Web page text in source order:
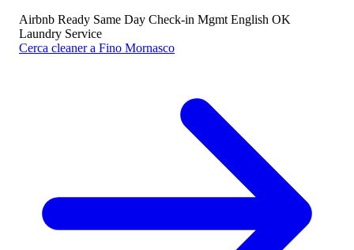
Airbnb Ready Same Day Check-in Mgmt English OK
Laundry Service
Cerca cleaner a Fino Mornasco